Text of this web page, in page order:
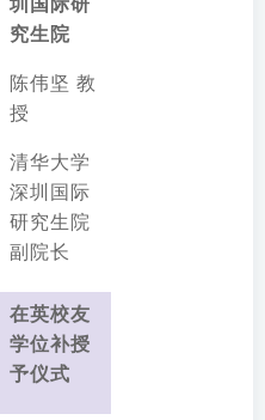
究生院
陈伟坚 教
授
清华大学
深圳国际
研究生院
副院长
在英校友
学位补授
予仪式